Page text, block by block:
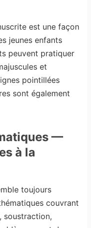
est une façon
jeunes enfants
peuvent pratiquer
et
pointillées
sont également
—
à la
toujours
couvrant
soustraction,